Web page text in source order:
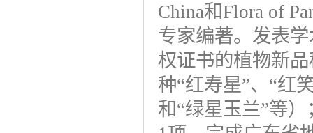
China和Flora of
专家编著。发表
权证书的植物新
种“红寿星”、“红
和“绿星玉兰”等